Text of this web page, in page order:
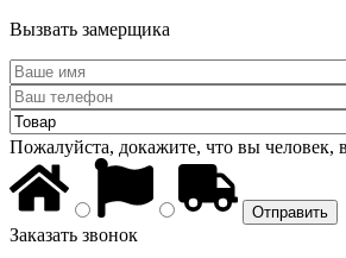
Вызвать замерщика
Пожалуйста, докажите, что вы человек,
Заказать звонок